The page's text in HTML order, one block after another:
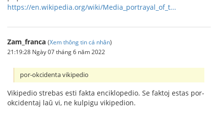
https://en.wikipedia.org/wiki/Media_portrayal_of_t...
Zam_franca (Xem thông tin cá nhân)
21:19:28 Ngày 07 tháng 6 năm 2022
por-okcidenta vikipedio
Vikipedio strebas esti fakta enciklopedio. Se faktoj estas por-
okcidentaj laŭ vi, ne kulpigu vikipedion.